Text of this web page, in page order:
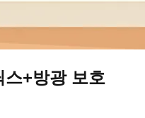
+방광 보호